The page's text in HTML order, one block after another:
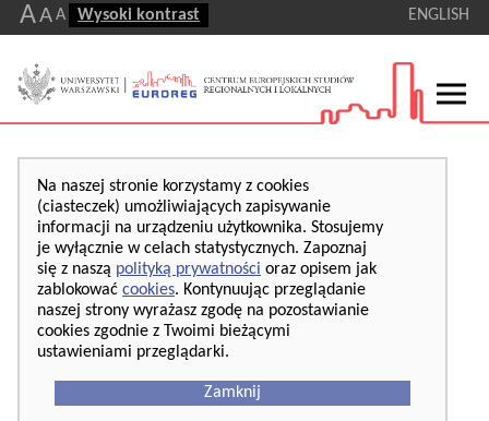
AA A Wysoki kontrast ENGLISH
Na naszej stronie korzystamy z cookies
(ciasteczek) umożliwiających zapisywanie
informacji na urządzeniu użytkownika. Stosujemy
je wyłącznie w celach statystycznych. Zapoznaj
się z naszą polityką prywatności oraz opisem jak
zablokować cookies. Kontynuując przeglądanie
naszej strony wyrażasz zgodę na pozostawianie
cookies zgodnie z Twoimi bieżącymi
ustawieniami przeglądarki.
Zamknij